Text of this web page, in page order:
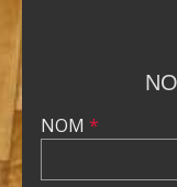
NOM *